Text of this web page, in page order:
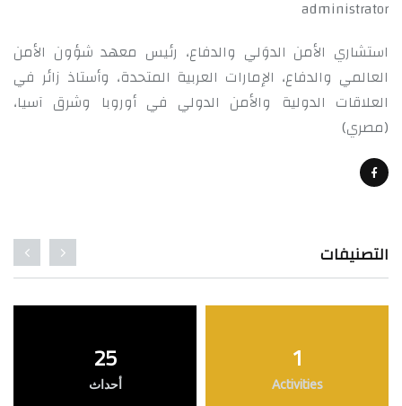
administrator
استشاري الأمن الدوَلي والدفاع، رئيس معهد شؤون الأمن
العالمي والدفاع، الإمارات العربية المتحدة، وأستاذ زائر في
العلاقات الدولية والأمن الدولي في أوروبا وشرق آسيا،
(مصري)
التصنيفات
1
Activities
25
أحداث